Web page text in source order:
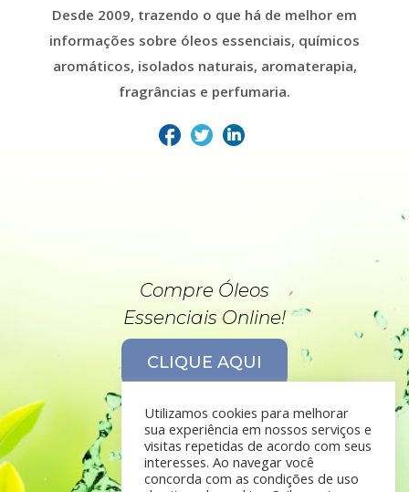
Desde 2009, trazendo o que há de melhor em
informações sobre óleos essenciais, químicos
aromáticos, isolados naturais, aromaterapia,
fragrâncias e perfumaria.
Compre Óleos
Essenciais Online!
CLIQUE AQUI
Utilizamos cookies para melhorar
sua experiência em nossos serviços e
visitas repetidas de acordo com seus
interesses. Ao navegar você
concorda com as condições de uso